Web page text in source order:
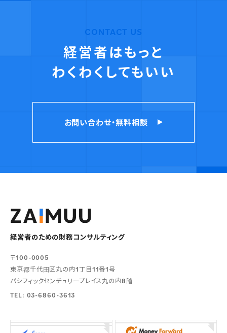
CONTACT US
経営者はもっと
わくわくしてもいい
お問い合わせ・無料相談
経営者のための財務コンサルティング
〒100-0005
東京都千代田区丸の内1丁目11番1号
パシフィックセンチュリープレイス丸の内8階
TEL: 03-6860-3613